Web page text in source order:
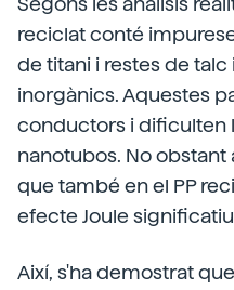
reciclat conté
de titani i restes de
inorgànics. Aquestes
conductors i dificulten
nanotubos. No obstant
que també en el PP
efecte Joule
Així, s'ha demostrat